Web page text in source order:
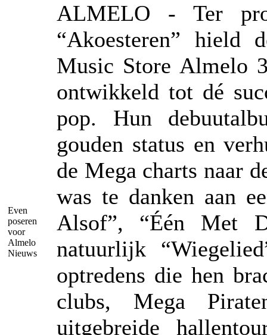
Even
poseren
voor
Almelo
Nieuws
ALMELO - Ter
“Akoesteren” hield
Music Store Almelo
ontwikkeld tot dé
pop. Hun
gouden status en
de Mega charts naar
was te danken aan
Alsof”, “Één Met
natuurlijk
optredens die hen
clubs, Mega
uitgebreide